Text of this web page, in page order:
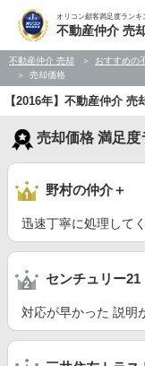
オリコン顧客満足度ランキ
不動産仲介 売
不動産仲介 売却 おすすめの
売却価格
【2016年】不動産仲介
売却価格 満足度
野村の仲介＋
迅速丁寧に処理して
センチュリー21
対応が早かった 説明